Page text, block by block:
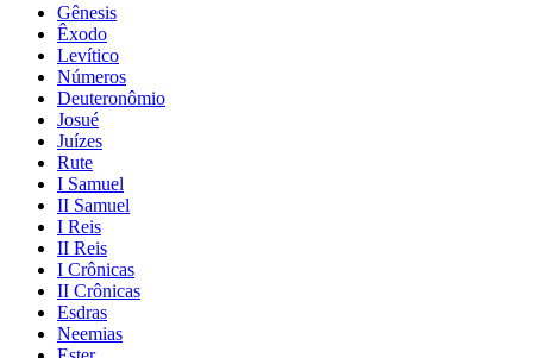
Gênesis
Êxodo
Levítico
Números
Deuteronômio
Josué
Juízes
Rute
I Samuel
II Samuel
I Reis
II Reis
I Crônicas
II Crônicas
Esdras
Neemias